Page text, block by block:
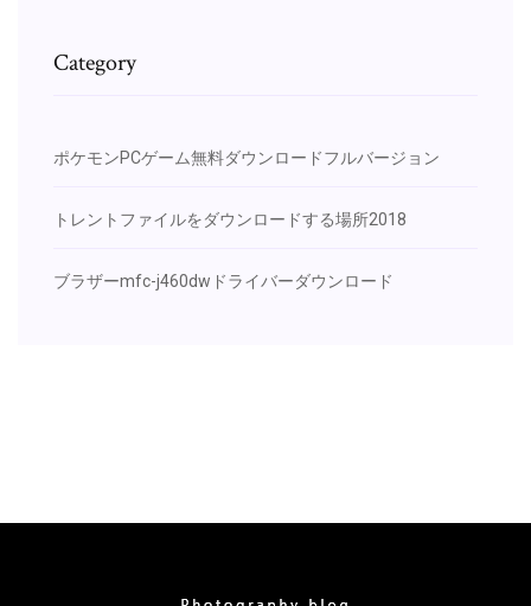
Category
ポケモンPCゲーム無料ダウンロードフルバージョン
トレントファイルをダウンロードする場所2018
ブラザーmfc-j460dwドライバーダウンロード